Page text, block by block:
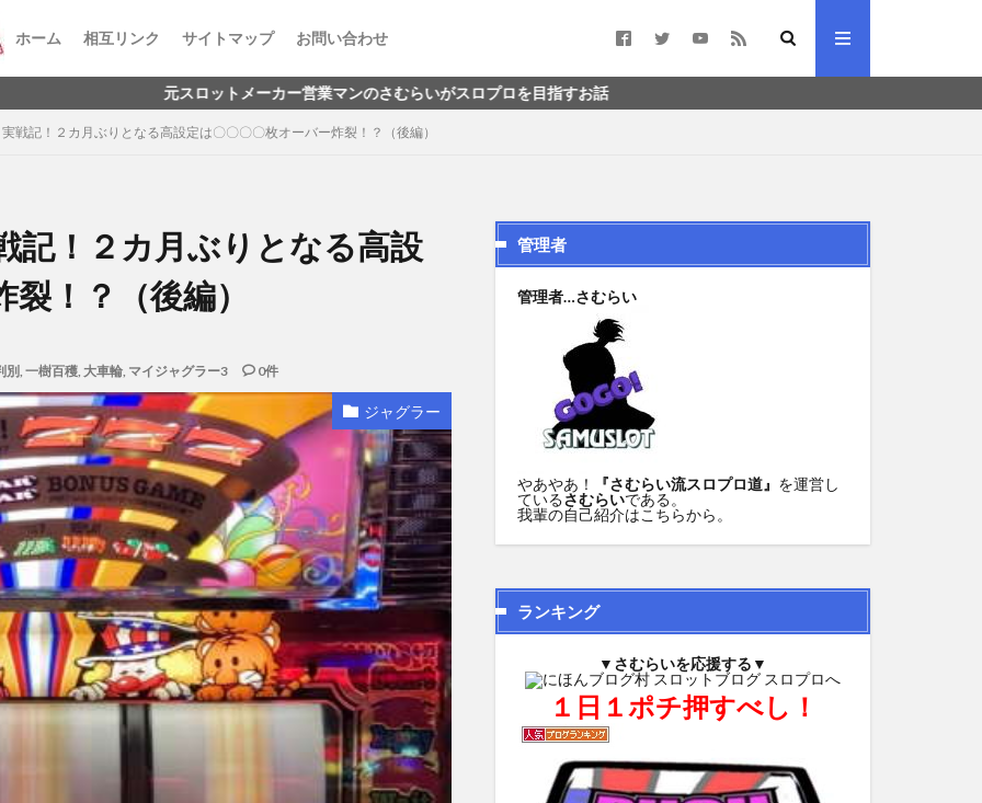
ホーム 相互リンク サイトマップ お問い合わせ
元スロットメーカー営業マンのさむらいがスロプロを目指すお話
戦記！２カ月ぶりとなる高設定は〇〇〇〇枚オーバー炸裂！？（後編）
記！２カ月ぶりとなる高設
！？（後編）
別, 一樹百穫, 大車輪, マイジャグラー3 0件
ジャグラー
管理者
管理者…さむらい
やあやあ！ 『さむらい流スロプロ道』 を運営し
ているさむらいである。
我輩の自己紹介はこちらから。
ランキング
▼さむらいを応援する▼
１日１ポチ押すべし！